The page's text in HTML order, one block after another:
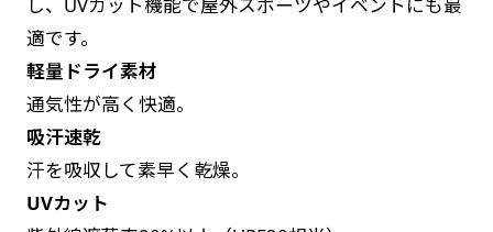
適です。
軽量ドライ素材
通気性が高く快適。
吸汗速乾
汗を吸収して素早く乾燥。
UVカット
できる場合もあります。防炎加工、トロピカル
生地は対応不可です。